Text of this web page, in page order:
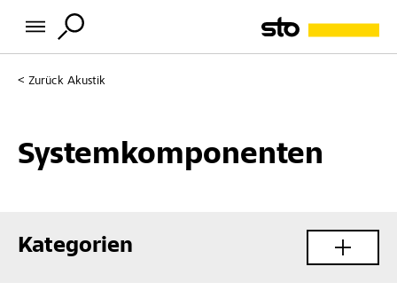
Zurück Akustik
Systemkomponenten
Kategorien